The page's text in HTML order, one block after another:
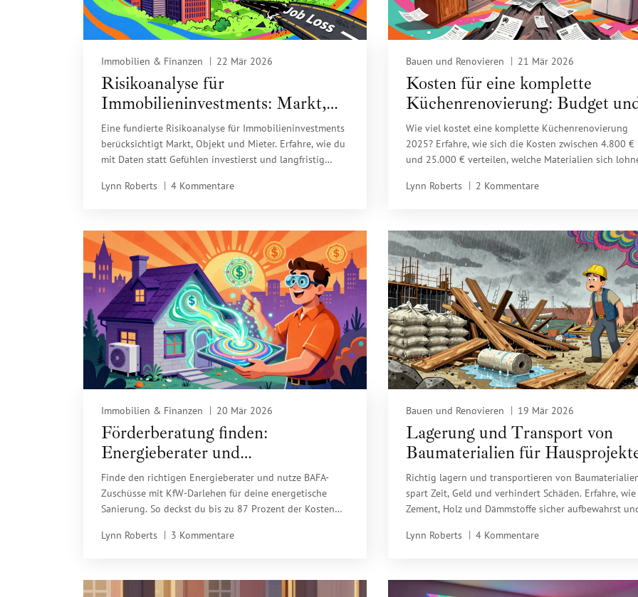
Immobilien & Finanzen 22 Mär 2026
Risikoanalyse für
Immobilieninvestments: Markt,
Objekt, Mieter - So schützen Sie
Ihr Kapital
Eine fundierte Risikoanalyse für Immobilieninvestments
berücksichtigt Markt, Objekt und Mieter. Erfahre, wie du
mit Daten statt Gefühlen investierst und langfristig
Lynn Roberts
4 Kommentare
Bauen und Renovieren 21 Mär 2026
Kosten für eine komplette
Küchenrenovierung: Budget
Preise 2025
Wie viel kostet eine komplette Küchenrenovierung
2025? Erfahre, wie sich die Kosten zwischen 4.800 €
und 25.000 € verteilen, welche Materialien sich
Lynn Roberts
2 Kommentare
Immobilien & Finanzen 20 Mär 2026
Förderberatung finden:
Energieberater und
Kreditinstitute für energetische
Sanierung
Finde den richtigen Energieberater und nutze BAFA-
Zuschüsse mit KfW-Darlehen für deine energetische
Sanierung. So deckst du bis zu 87 Prozent der Kosten
Lynn Roberts
3 Kommentare
Bauen und Renovieren 19 Mär 2026
Lagerung und Transport von
Baumaterialien für
Praktische Tipps für einen
reibungslosen Baubetrieb
Richtig lagern und transportieren von
spart Zeit, Geld und verhindert Schäden. Erfahre,
Zement, Holz und Dämmstoffe sicher aufbewahrst
sind.
Lynn Roberts 4 Kommentare